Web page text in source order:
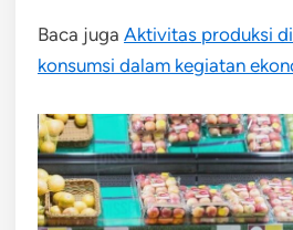
Baca juga Aktivitas produksi
konsumsi dalam kegiatan